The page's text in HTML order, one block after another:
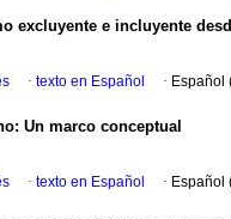
excluyente e incluyente
· texto en Español · Español
: Un marco conceptual
· texto en Español · Español